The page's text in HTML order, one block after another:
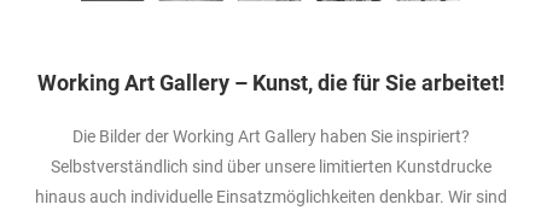
Working Art Gallery – Kunst, die für Sie arbeitet!
Die Bilder der Working Art Gallery haben Sie inspiriert?
Selbstverständlich sind über unsere limitierten Kunstdrucke
hinaus auch individuelle Einsatzmöglichkeiten denkbar. Wir sind